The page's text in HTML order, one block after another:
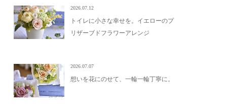
2026.07.12
トイレに小さな幸せを。イエローのプ
リザーブドフラワーアレンジ
2026.07.07
想いを花にのせて、一輪一輪丁寧に。